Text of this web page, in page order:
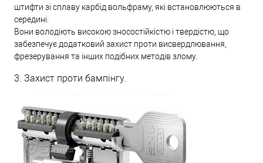
штифти зі сплаву карбід вольфраму, які встановлюються в
середині.
Вони володіють високою зносостійкістю і твердістю, що
забезпечує додатковий захист проти висвердлювання,
фрезерування та інших подібних методів злому.
3. Захист проти бампінгу.